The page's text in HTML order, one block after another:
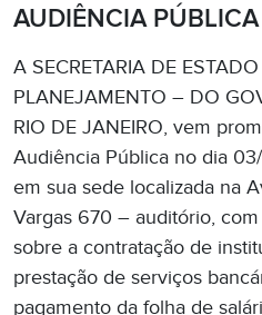
AUDIÊNCIA
A SECRETARIA DE
PLANEJAMENTO – DO
RIO DE JANEIRO, vem
Audiência Pública no dia
em sua sede localizada na
Vargas 670 – auditório,
sobre a contratação de
prestação de serviços
pagamento da folha de